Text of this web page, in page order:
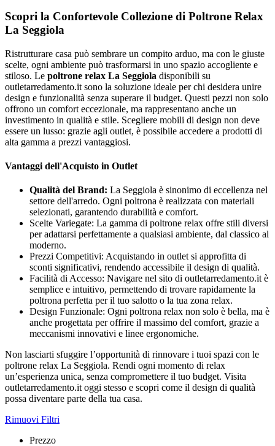
Scopri la Confortevole Collezione di Poltrone Relax
La Seggiola
Ristrutturare casa può sembrare un compito arduo, ma con le giuste
scelte, ogni ambiente può trasformarsi in uno spazio accogliente e
stiloso. Le poltrone relax La Seggiola disponibili su
outletarredamento.it sono la soluzione ideale per chi desidera unire
design e funzionalità senza superare il budget. Questi pezzi non solo
offrono un comfort eccezionale, ma rappresentano anche un
investimento in qualità e stile. Scegliere mobili di design non deve
essere un lusso: grazie agli outlet, è possibile accedere a prodotti di
alta gamma a prezzi vantaggiosi.
Vantaggi dell'Acquisto in Outlet
Qualità del Brand: La Seggiola è sinonimo di eccellenza nel
settore dell'arredo. Ogni poltrona è realizzata con materiali
selezionati, garantendo durabilità e comfort.
Scelte Variegate: La gamma di poltrone relax offre stili diversi
per adattarsi perfettamente a qualsiasi ambiente, dal classico al
moderno.
Prezzi Competitivi: Acquistando in outlet si approfitta di
sconti significativi, rendendo accessibile il design di qualità.
Facilità di Accesso: Navigare nel sito di outletarredamento.it è
semplice e intuitivo, permettendo di trovare rapidamente la
poltrona perfetta per il tuo salotto o la tua zona relax.
Design Funzionale: Ogni poltrona relax non solo è bella, ma è
anche progettata per offrire il massimo del comfort, grazie a
meccanismi innovativi e linee ergonomiche.
Non lasciarti sfuggire l’opportunità di rinnovare i tuoi spazi con le
poltrone relax La Seggiola. Rendi ogni momento di relax
un’esperienza unica, senza compromettere il tuo budget. Visita
outletarredamento.it oggi stesso e scopri come il design di qualità
possa diventare parte della tua casa.
Rimuovi Filtri
Prezzo